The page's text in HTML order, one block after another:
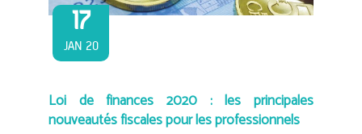
17
JAN 20
Loi de finances 2020 : les principales
nouveautés fiscales pour les professionnels